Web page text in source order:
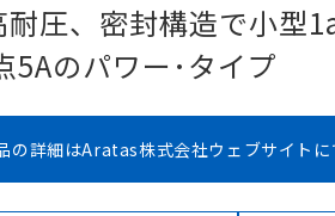
圧、密封構造で小型
5Aのパワー･タイプ
の詳細はAratas株式会社ウェブサイト